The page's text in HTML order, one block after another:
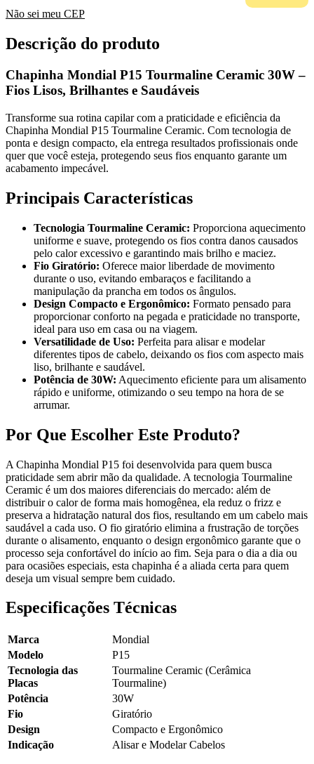
Não sei meu CEP
Descrição do produto
Chapinha Mondial P15 Tourmaline Ceramic 30W –
Fios Lisos, Brilhantes e Saudáveis
Transforme sua rotina capilar com a praticidade e eficiência da
Chapinha Mondial P15 Tourmaline Ceramic. Com tecnologia de
ponta e design compacto, ela entrega resultados profissionais onde
quer que você esteja, protegendo seus fios enquanto garante um
acabamento impecável.
Principais Características
Tecnologia Tourmaline Ceramic: Proporciona aquecimento
uniforme e suave, protegendo os fios contra danos causados
pelo calor excessivo e garantindo mais brilho e maciez.
Fio Giratório: Oferece maior liberdade de movimento
durante o uso, evitando embaraços e facilitando a
manipulação da prancha em todos os ângulos.
Design Compacto e Ergonômico: Formato pensado para
proporcionar conforto na pegada e praticidade no transporte,
ideal para uso em casa ou na viagem.
Versatilidade de Uso: Perfeita para alisar e modelar
diferentes tipos de cabelo, deixando os fios com aspecto mais
liso, brilhante e saudável.
Potência de 30W: Aquecimento eficiente para um alisamento
rápido e uniforme, otimizando o seu tempo na hora de se
arrumar.
Por Que Escolher Este Produto?
A Chapinha Mondial P15 foi desenvolvida para quem busca
praticidade sem abrir mão da qualidade. A tecnologia Tourmaline
Ceramic é um dos maiores diferenciais do mercado: além de
distribuir o calor de forma mais homogênea, ela reduz o frizz e
preserva a hidratação natural dos fios, resultando em um cabelo mais
saudável a cada uso. O fio giratório elimina a frustração de torções
durante o alisamento, enquanto o design ergonômico garante que o
processo seja confortável do início ao fim. Seja para o dia a dia ou
para ocasiões especiais, esta chapinha é a aliada certa para quem
deseja um visual sempre bem cuidado.
Especificações Técnicas
Marca
Mondial
Modelo
P15
Tecnologia das
Placas
Tourmaline Ceramic (Cerâmica
Tourmaline)
Potência
30W
Fio
Giratório
Design
Compacto e Ergonômico
Indicação
Alisar e Modelar Cabelos